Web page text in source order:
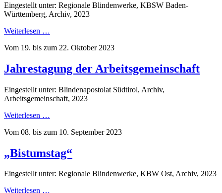
Eingestellt unter: Regionale Blindenwerke, KBSW Baden-
Württemberg, Archiv, 2023
Weiterlesen …
Vom 19. bis zum 22. Oktober 2023
Jahrestagung der Arbeitsgemeinschaft
Eingestellt unter: Blindenapostolat Südtirol, Archiv,
Arbeitsgemeinschaft, 2023
Weiterlesen …
Vom 08. bis zum 10. September 2023
„Bistumstag“
Eingestellt unter: Regionale Blindenwerke, KBW Ost, Archiv, 2023
Weiterlesen …